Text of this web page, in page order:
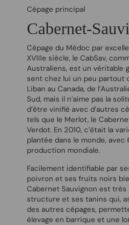
Cépage principal
Cabernet-
Cépage du Médoc par
XVIIIe siècle, le CabSav,
Australiens, est un véritable
sent chez lui un peu partout
Liban au Canada, de
Sud, mais il n’aime pas la
d’être vinifié avec d’autres
tels que le Merlot, le
Verdot. En 2010, c’était la
plantée dans le monde, avec
production mondiale.
Facilement identifiable par
poivron et ses fruits noirs
Cabernet Sauvignon est
structure et ses tanins qui,
des autres cépages,
élevage en barrique et une